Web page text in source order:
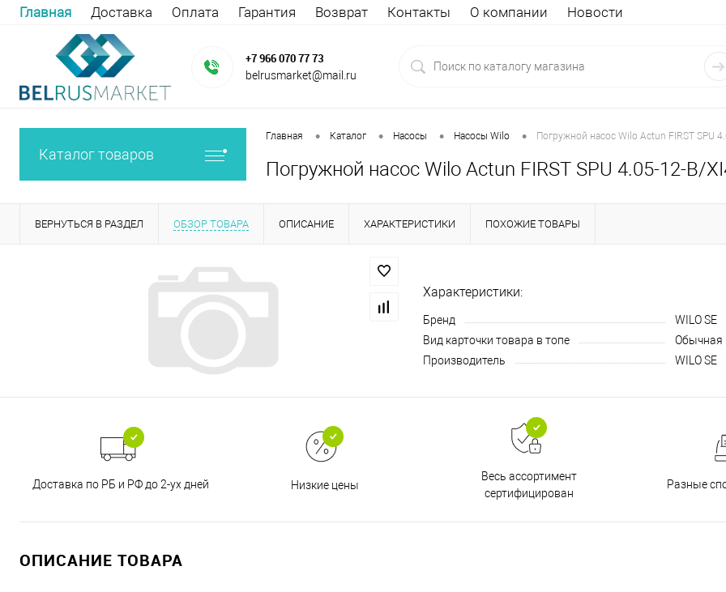
Главная Доставка Оплата Гарантия Возврат Контакты О компании Новости
+7 966 070 77 73
belrusmarket@mail.ru
Каталог товаров
Главная • Каталог • Насосы • Насосы Wilo • Погружной насос Wilo Actun FIRST SPU
Погружной насос Wilo Actun FIRST SPU 4.05-12-B/
ВЕРНУТЬСЯ В РАЗДЕЛ ОБЗОР ТОВАРА ОПИСАНИЕ ХАРАКТЕРИСТИКИ ПОХОЖИЕ ТОВАРЫ
Характеристики:
Бренд
WILO SE
Вид карточки товара в топе
Обычная
Производитель
WILO SE
Доставка по РБ и РФ до 2-ух дней Низкие цены
Весь ассортимент
сертифицирован
Разные
ОПИСАНИЕ ТОВАРА